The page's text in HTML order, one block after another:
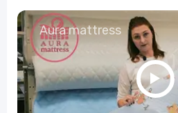
Aura mattress